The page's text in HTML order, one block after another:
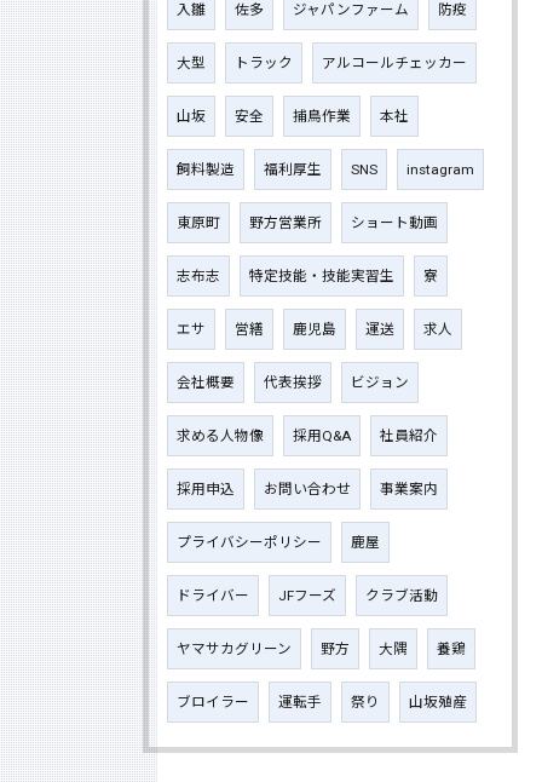
入雛 佐多 ジャパンファーム 防疫
大型 トラック アルコールチェッカー
山坂 安全 捕鳥作業 本社
飼料製造 福利厚生 SNS instagram
東原町 野方営業所 ショート動画
志布志 特定技能・技能実習生 寮
エサ 営繕 鹿児島 運送 求人
会社概要 代表挨拶 ビジョン
求める人物像 採用Q&A 社員紹介
採用申込 お問い合わせ 事業案内
プライバシーポリシー 鹿屋
ドライバー JFフーズ クラブ活動
ヤマサカグリーン 野方 大隅 養鶏
ブロイラー 運転手 祭り 山坂殖産